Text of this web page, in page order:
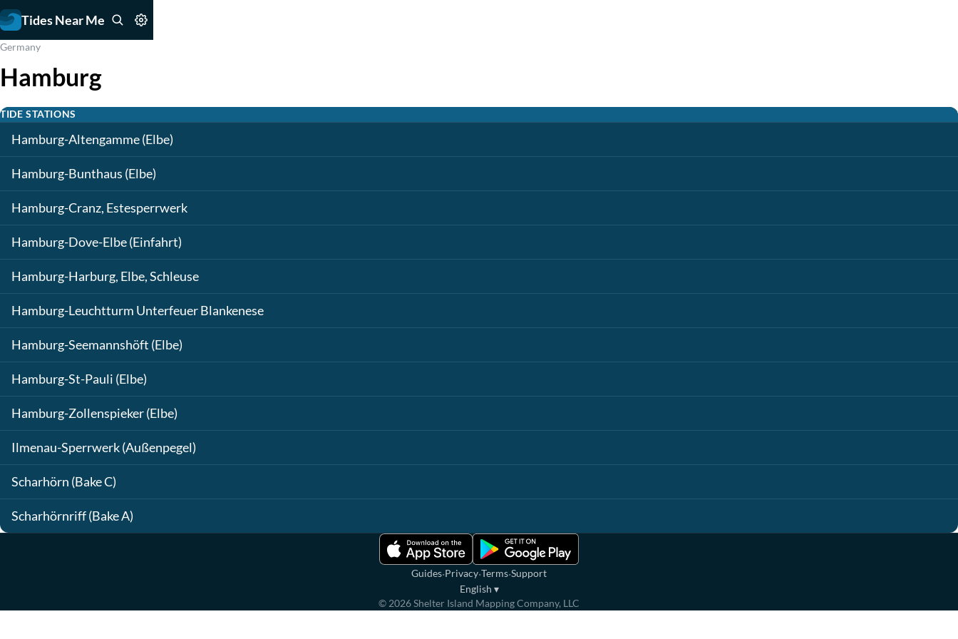
Tides Near Me
Germany
Hamburg
TIDE STATIONS
Hamburg-Altengamme (Elbe)
Hamburg-Bunthaus (Elbe)
Hamburg-Cranz, Estesperrwerk
Hamburg-Dove-Elbe (Einfahrt)
Hamburg-Harburg, Elbe, Schleuse
Hamburg-Leuchtturm Unterfeuer Blankenese
Hamburg-Seemannshöft (Elbe)
Hamburg-St-Pauli (Elbe)
Hamburg-Zollenspieker (Elbe)
Ilmenau-Sperrwerk (Außenpegel)
Scharhörn (Bake C)
Scharhörnriff (Bake A)
Guides·Privacy·Terms·Support
English ▾
© 2026Shelter Island Mapping Company, LLC